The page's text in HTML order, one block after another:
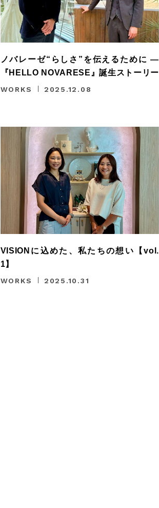
ノバレーゼ“らしさ”を伝えるために —
『HELLO NOVARESE』誕生ストーリー
WORKS 2025.12.08
VISIONに込めた、私たちの想い【vol.
1】
WORKS 2025.10.31